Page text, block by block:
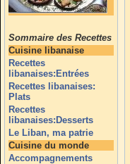
Sommaire des Recettes
Cuisine libanaise
Recettes
libanaises:Entrées
Recettes libanaises:
Plats
Recettes
libanaises:Desserts
Le Liban, ma patrie
Cuisine du monde
Accompagnements